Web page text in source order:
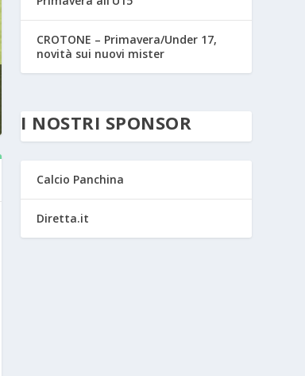
CROTONE – Primavera/Under 17,
novità sui nuovi mister
I NOSTRI SPONSOR
Calcio Panchina
Diretta.it